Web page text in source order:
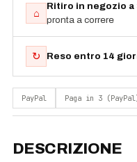
⌂
Ritiro in negozio a
pronta a correre
↻ Reso entro 14
PayPal Paga in 3
DESCRIZIONE